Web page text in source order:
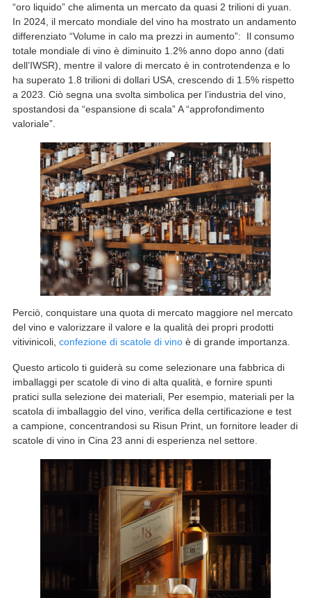
“oro liquido” che alimenta un mercato da quasi 2 trilioni di yuan.
In 2024, il mercato mondiale del vino ha mostrato un andamento
differenziato “Volume in calo ma prezzi in aumento”: Il consumo
totale mondiale di vino è diminuito 1.2% anno dopo anno (dati
dell’IWSR), mentre il valore di mercato è in controtendenza e lo
ha superato 1.8 trilioni di dollari USA, crescendo di 1.5% rispetto
a 2023. Ciò segna una svolta simbolica per l’industria del vino,
spostandosi da “espansione di scala” A “approfondimento
valoriale”.
Perciò, conquistare una quota di mercato maggiore nel mercato
del vino e valorizzare il valore e la qualità dei propri prodotti
vitivinicoli, confezione di scatole di vinoè di grande importanza.
Questo articolo ti guiderà su come selezionare una fabbrica di
imballaggi per scatole di vino di alta qualità, e fornire spunti
pratici sulla selezione dei materiali, Per esempio, materiali per la
scatola di imballaggio del vino, verifica della certificazione e test
a campione, concentrandosi su Risun Print, un fornitore leader di
scatole di vino in Cina 23 anni di esperienza nel settore.